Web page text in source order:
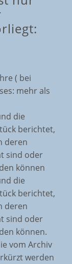
( bei
mehr als
die
berichtet,
deren
sind oder
können
die
berichtet,
deren
sind oder
können.
vom Archiv
werden